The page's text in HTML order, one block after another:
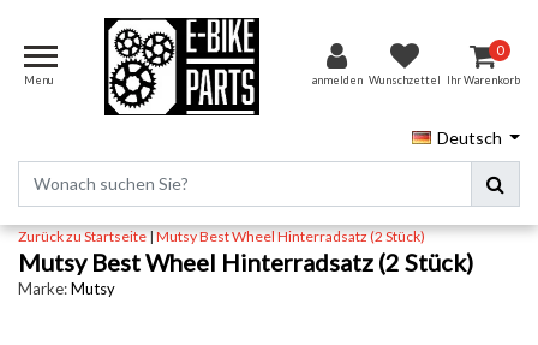
Menu anmelden Wunschzettel
0
Ihr Warenkorb
Deutsch
Zurück zu Startseite|Mutsy Best Wheel Hinterradsatz (2 Stück)
Mutsy Best Wheel Hinterradsatz (2 Stück)
Marke:Mutsy